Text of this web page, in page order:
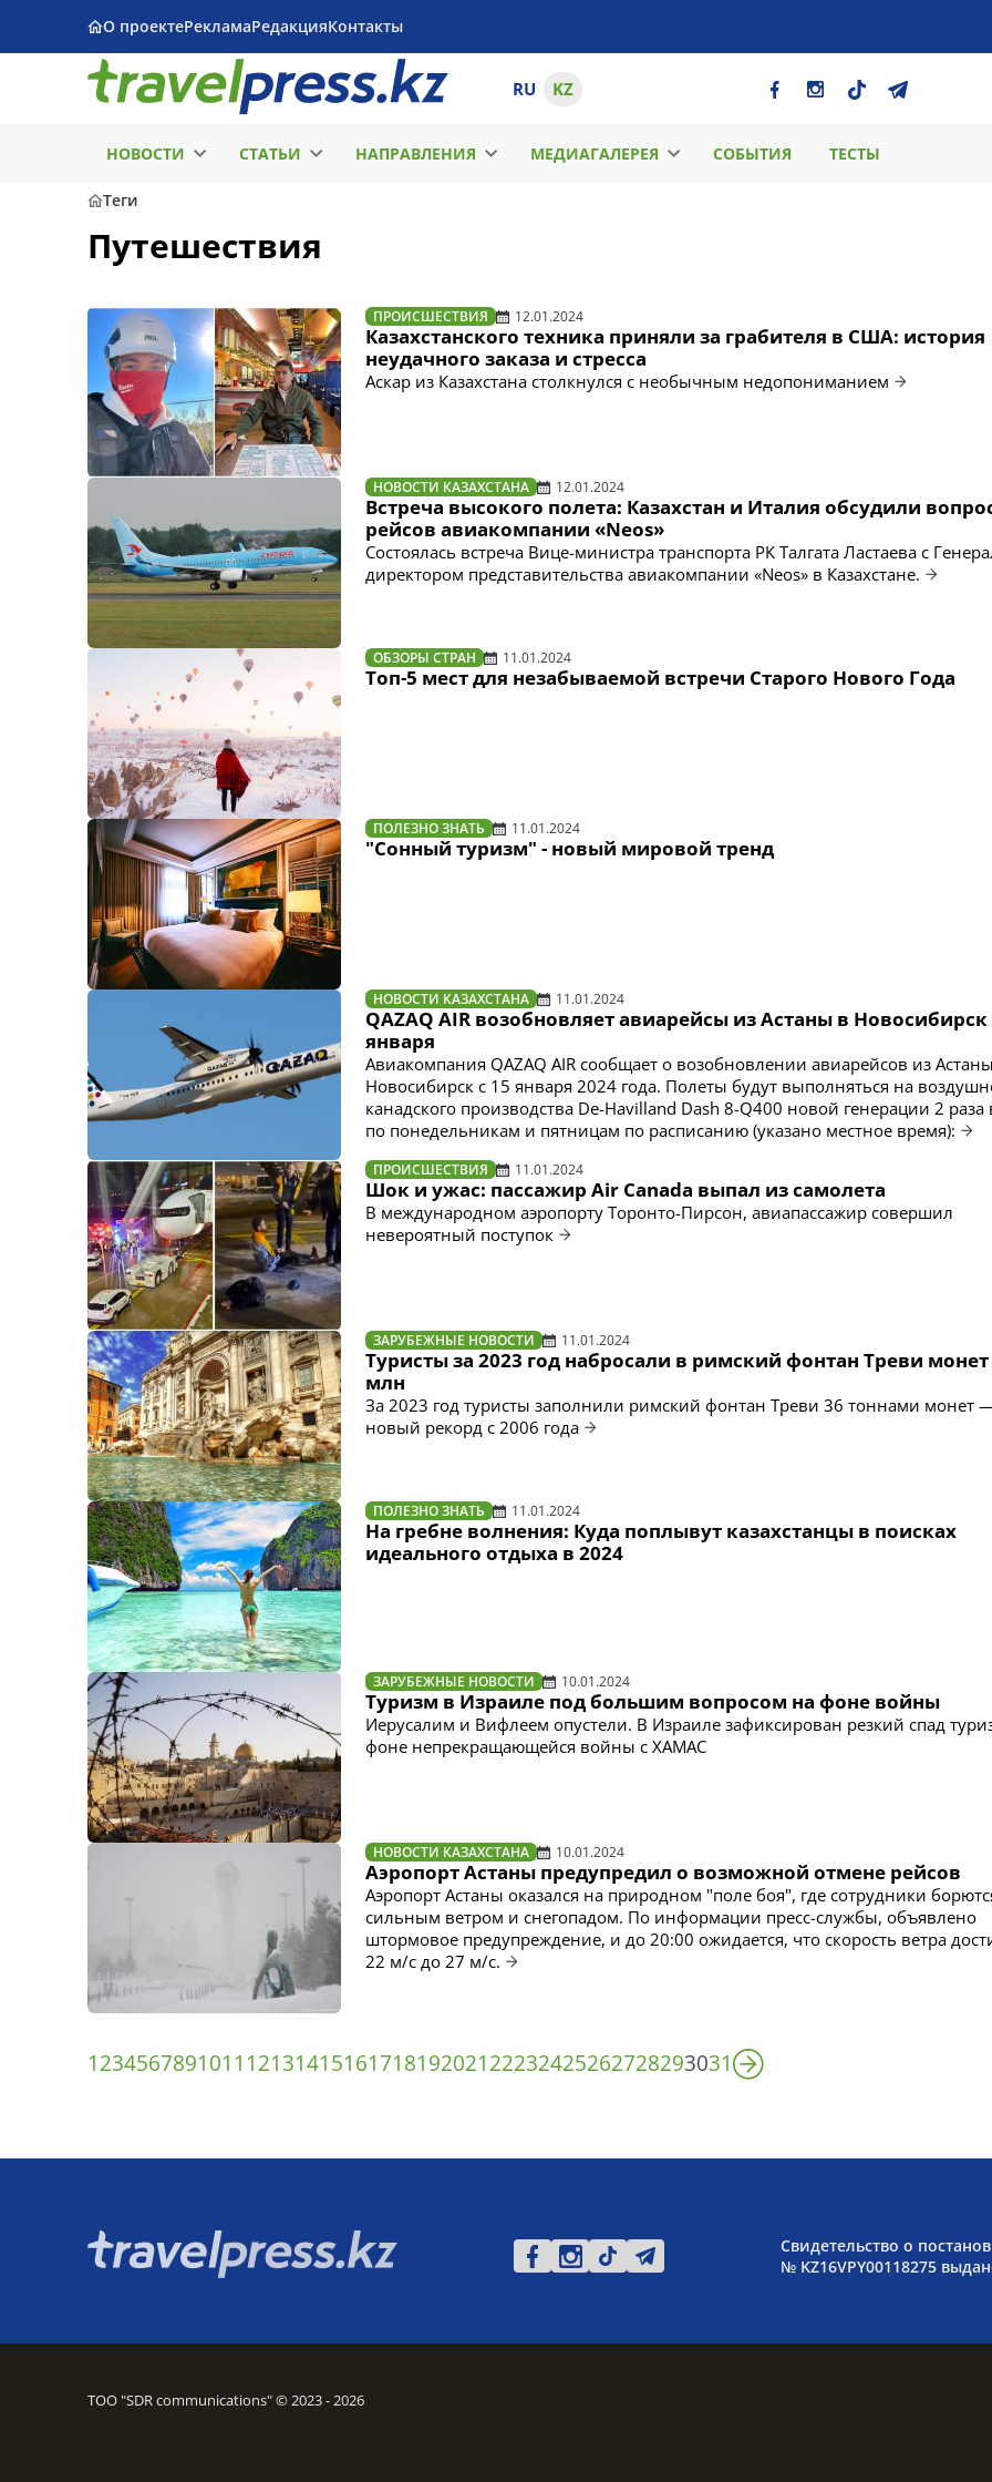
О проектеРекламаРедакцияКонтакты
RU KZ
НОВОСТИ СТАТЬИ НАПРАВЛЕНИЯ МЕДИАГАЛЕРЕЯ СОБЫТИЯ ТЕСТЫ
Теги
Путешествия
ПРОИСШЕСТВИЯ 12.01.2024
Казахстанского техника приняли за грабителя в США: история
неудачного заказа и стресса
Аскар из Казахстана столкнулся с необычным недопониманием
НОВОСТИ КАЗАХСТАНА 12.01.2024
Встреча высокого полета: Казахстан и Италия обсудили
рейсов авиакомпании «Neos»
Состоялась встреча Вице-министра транспорта РК Талгата Ластаева с
директором представительства авиакомпании «Neos» в Казахстане.
ОБЗОРЫ СТРАН 11.01.2024
Топ-5 мест для незабываемой встречи Старого Нового Года
ПОЛЕЗНО ЗНАТЬ 11.01.2024
"Сонный туризм" - новый мировой тренд
НОВОСТИ КАЗАХСТАНА 11.01.2024
QAZAQ AIR возобновляет авиарейсы из Астаны в Новосибирск
января
Авиакомпания QAZAQ AIR сообщает о возобновлении авиарейсов из
Новосибирск с 15 января 2024 года. Полеты будут выполняться на
канадского производства De-Havilland Dash 8-Q400 новой генерации 2
по понедельникам и пятницам по расписанию (указано местное время):
ПРОИСШЕСТВИЯ 11.01.2024
Шок и ужас: пассажир Air Canada выпал из самолета
В международном аэропорту Торонто-Пирсон, авиапассажир совершил
невероятный поступок
ЗАРУБЕЖНЫЕ НОВОСТИ 11.01.2024
Туристы за 2023 год набросали в римский фонтан Треви монет
млн
За 2023 год туристы заполнили римский фонтан Треви 36 тоннами монет
новый рекорд с 2006 года
ПОЛЕЗНО ЗНАТЬ 11.01.2024
На гребне волнения: Куда поплывут казахстанцы в поисках
идеального отдыха в 2024
ЗАРУБЕЖНЫЕ НОВОСТИ 10.01.2024
Туризм в Израиле под большим вопросом на фоне войны
Иерусалим и Вифлеем опустели. В Израиле зафиксирован резкий спад
фоне непрекращающейся войны с ХАМАС
НОВОСТИ КАЗАХСТАНА 10.01.2024
Аэропорт Астаны предупредил о возможной отмене рейсов
Аэропорт Астаны оказался на природном "поле боя", где сотрудники
сильным ветром и снегопадом. По информации пресс-службы, объявлено
штормовое предупреждение, и до 20:00 ожидается, что скорость ветра
22 м/с до 27 м/с.
1234567891011 1213141516171819202122232425262728293031
Свидетельство о
№ KZ16VPY00118275
ТОО "SDR communications" © 2023 - 2026